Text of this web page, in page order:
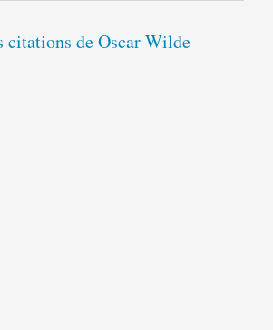
citations de Oscar Wilde